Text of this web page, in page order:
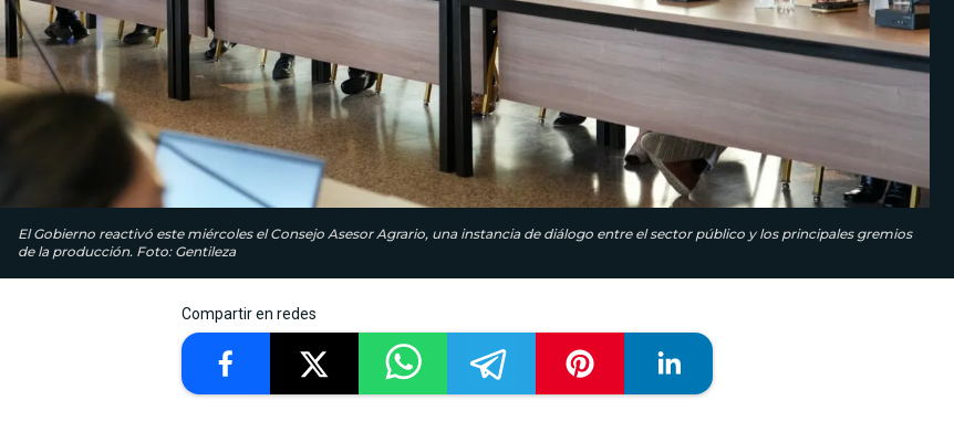
El Gobierno reactivó este miércoles el Consejo Asesor Agrario, una instancia de diálogo entre el sector público y los principales gremios
de la producción. Foto: Gentileza
Compartir en redes